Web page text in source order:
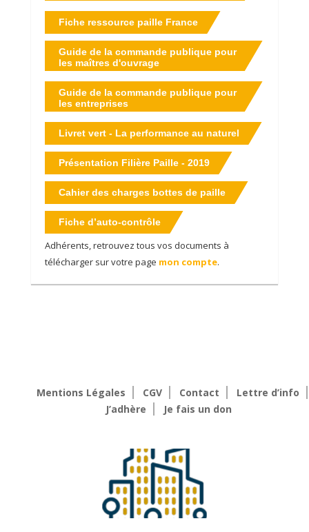
Fiche ressource paille France
Guide de la commande publique pour
les maîtres d'ouvrage
Guide de la commande publique pour
les entreprises
Livret vert - La performance au naturel
Présentation Filière Paille - 2019
Cahier des charges bottes de paille
Fiche d’auto-contrôle
Adhérents, retrouvez tous vos documents à
télécharger sur votre page mon compte.
Mentions Légales CGV Contact
Lettre d’info
J’adhère
Je fais un don